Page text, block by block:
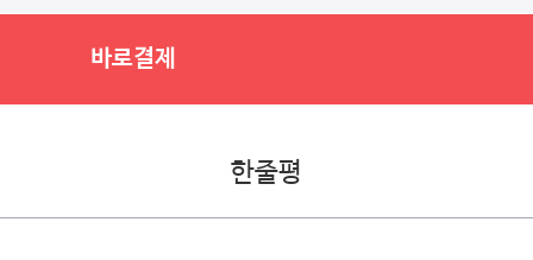
바로결제
한줄평